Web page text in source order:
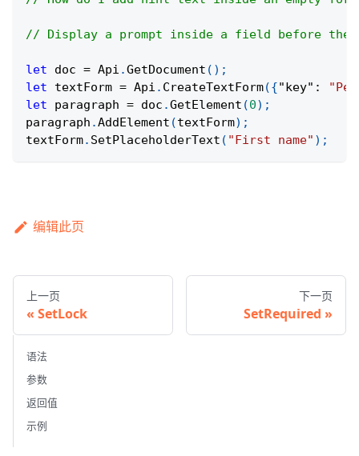
// Display a prompt inside a field before
let doc = Api .GetDocument ( ) ;
let textForm = Api . CreateTextForm({"key" :
let paragraph = doc .GetElement (0) ;
paragraph .AddElement (textForm) ;
textForm. SetPlaceholderText ( "First name" ) ;
编辑此页
上一页
SetLock
下一页
SetRequired
语法
参数
返回值
示例